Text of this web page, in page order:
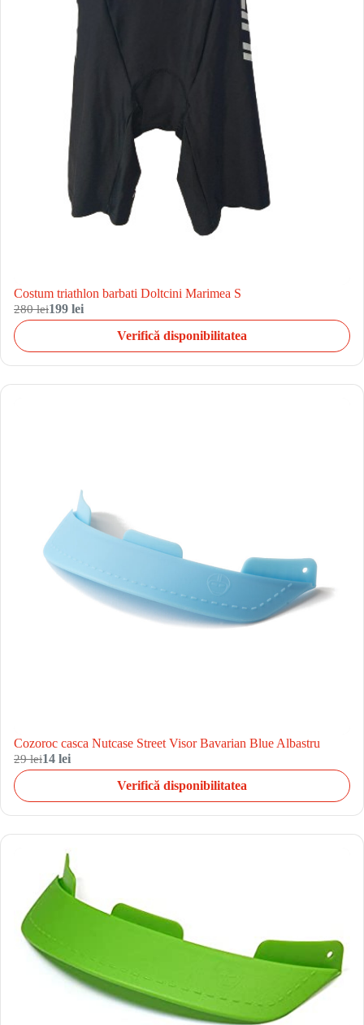
Costum triathlon barbati Doltcini Marimea S
280 lei199 lei
Verifică disponibilitatea
Cozoroc casca Nutcase Street Visor Bavarian Blue Albastru
29 lei14 lei
Verifică disponibilitatea